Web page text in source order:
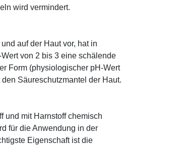
wird vermindert.
auf der Haut vor, hat in
von 2 bis 3 eine schälende
Form (physiologischer pH-Wert
Säureschutzmantel der Haut.
und mit Harnstoff chemisch
für die Anwendung in der
Eigenschaft ist die